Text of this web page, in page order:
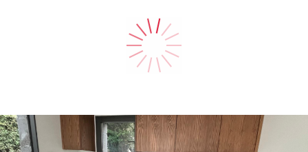
CONTRACT